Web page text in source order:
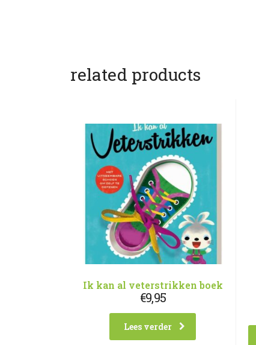
related products
Ik kan al veterstrikken boek
€9,95
Lees verder